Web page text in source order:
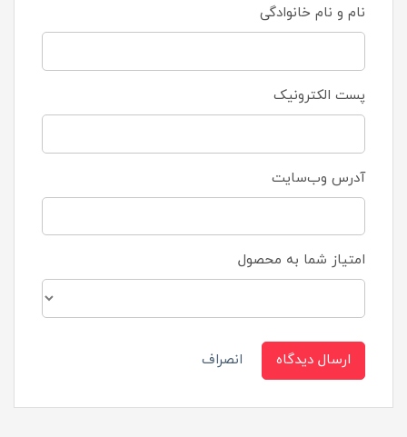
نام و نام خانوادگی
پست الکترونیک
آدرس وب‌سایت
امتیاز شما به محصول
ارسال دیدگاه انصراف